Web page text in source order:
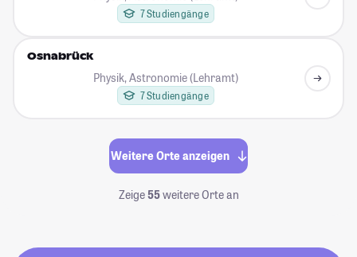
7 Studiengänge
Osnabrück
Physik, Astronomie (Lehramt)
7 Studiengänge
Weitere Orte anzeigen
Zeige55weitere Orte an